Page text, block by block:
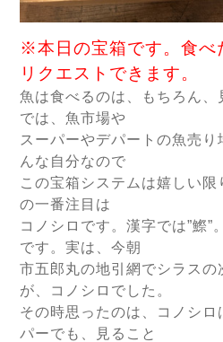
※本日の宝箱です。食べ
リクエストできます。
魚は食べるのは、もちろん
では、魚市場や
スーパーやデパートの魚売
んな自分なので
この宝箱システムは嬉しい限
の一番注目は
コノシロです。漢字では”鰶”
です。実は、今朝
市五郎丸の地引網でシラスの
が、コノシロでした。
その時思ったのは、コノシロ
パーでも、見ること